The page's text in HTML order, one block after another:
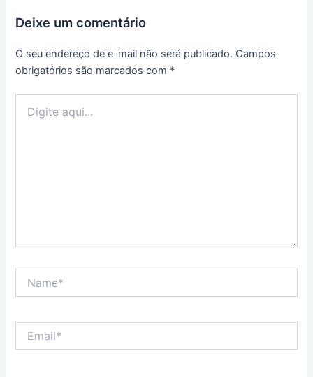
Deixe um comentário
O seu endereço de e-mail não será publicado. Campos
obrigatórios são marcados com *
aqui...